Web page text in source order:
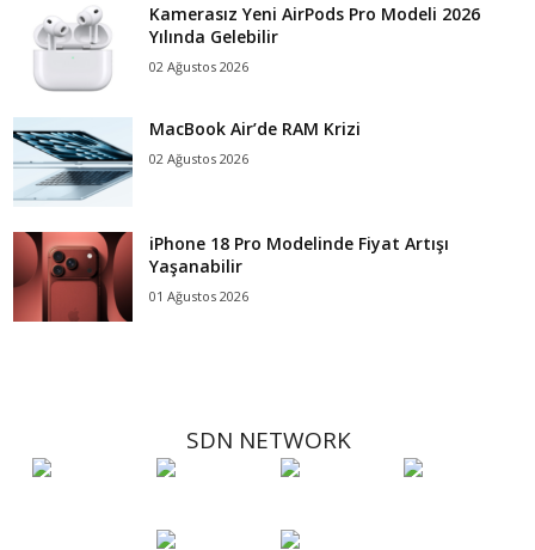
Kamerasız Yeni AirPods Pro Modeli 2026
Yılında Gelebilir
02 Ağustos 2026
MacBook Air’de RAM Krizi
02 Ağustos 2026
iPhone 18 Pro Modelinde Fiyat Artışı
Yaşanabilir
01 Ağustos 2026
SDN NETWORK